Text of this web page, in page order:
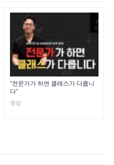
“전문가가 하면 클래스가 다릅니
다”
영상